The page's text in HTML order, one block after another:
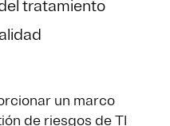
tratamiento
un marco
de riesgos de TI